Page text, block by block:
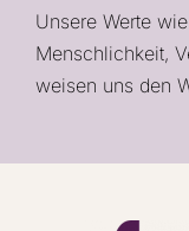
Unsere Werte
Menschlichkeit,
weisen uns den